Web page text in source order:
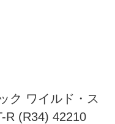
ク ワイルド・ス
R (R34) 42210